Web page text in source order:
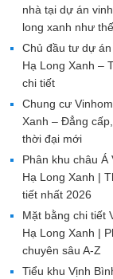
nhà tại dự án
long xanh như
Chủ đầu tư dự
Hạ Long Xanh –
chi tiết
Chung cư
Xanh – Đẳng
thời đại mới
Phân khu châu Á
Hạ Long Xanh |
tiết nhất 2026
Mặt bằng chi tiết
Hạ Long Xanh |
chuyên sâu A-Z
Tiểu khu Vịnh